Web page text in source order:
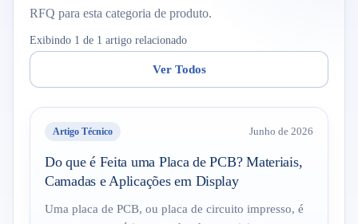
RFQ para esta categoria de produto.
Exibindo 1 de 1 artigo relacionado
Ver Todos
Artigo Técnico Junho de 2026
Do que é Feita uma Placa de PCB? Materiais,
Camadas e Aplicações em Display
Uma placa de PCB, ou placa de circuito impresso, é